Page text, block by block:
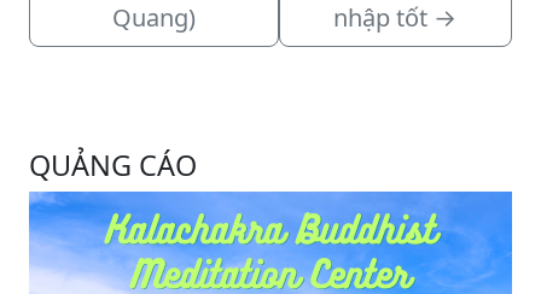
Quang)
nhập tốt →
QUẢNG CÁO